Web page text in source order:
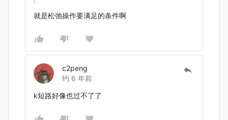
就是松弛操作要满足的条件啊
c2peng
约 6 年前
k短路好像也过不了了